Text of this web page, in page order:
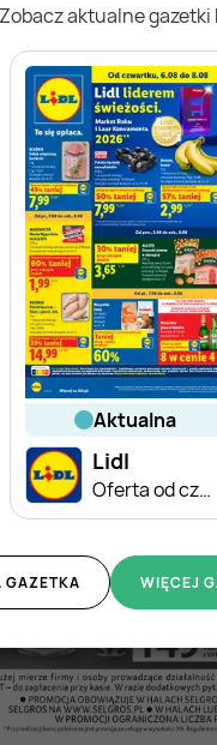
Zobacz aktualne gazetki
aktualna
Lidl
Oferta od czwartku
WIĘCEJ
GAZETKA